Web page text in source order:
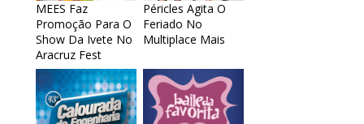
MEES Faz
Promoção Para O
Show Da Ivete No
Aracruz Fest
Péricles Agita O
Feriado No
Multiplace Mais